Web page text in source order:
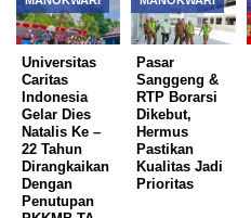
Universitas
Caritas
Indonesia
Gelar Dies
Natalis Ke –
22 Tahun
Dirangkaikan
Dengan
Penutupan
Pasar
Sanggeng &
RTP Borarsi
Dikebut,
Hermus
Pastikan
Kualitas Jadi
Prioritas